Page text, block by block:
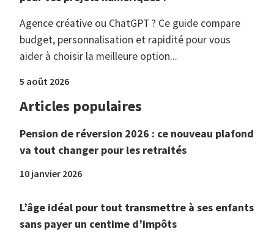
Agence créative ou ChatGPT ? Ce guide compare
budget, personnalisation et rapidité pour vous
aider à choisir la meilleure option...
5 août 2026
Articles populaires
Pension de réversion 2026 : ce nouveau plafond
va tout changer pour les retraités
10 janvier 2026
L’âge idéal pour tout transmettre à ses enfants
sans payer un centime d’impôts